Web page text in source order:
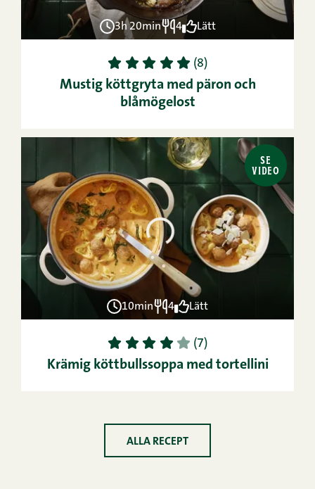
3h 20min 4 Lätt
1 2 3 4 5 (8)
Mustig köttgryta med päron och
blåmögelost
SE
VIDEO
10min 4 Lätt
1 2 3 4 5 (7)
Krämig köttbullssoppa med tortellini
ALLA RECEPT